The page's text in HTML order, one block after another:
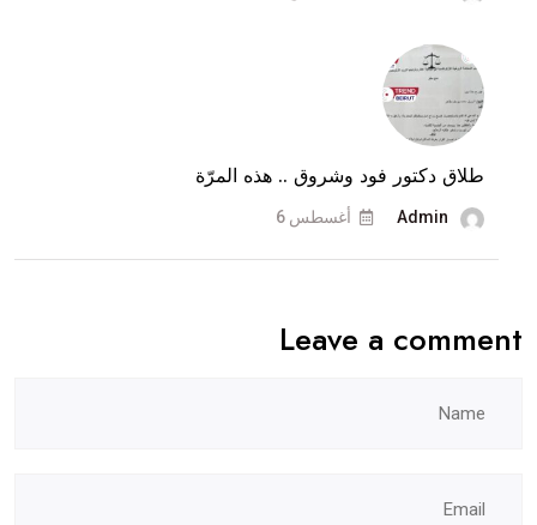
بيروت”
وماذا
عن
طلاق دكتور فود وشروق .. هذه المرّة
Admin أغسطس 6
Leave a comment